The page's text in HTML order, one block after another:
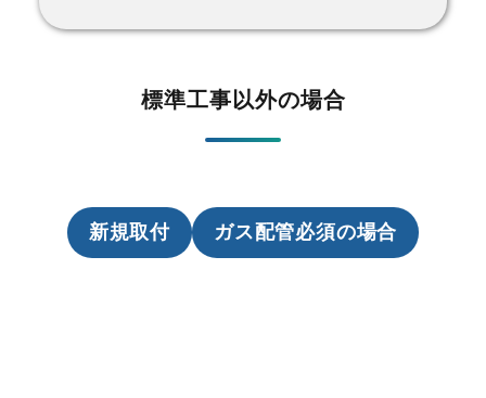
標準工事以外の場合
新規取付 ガス配管必須の場合